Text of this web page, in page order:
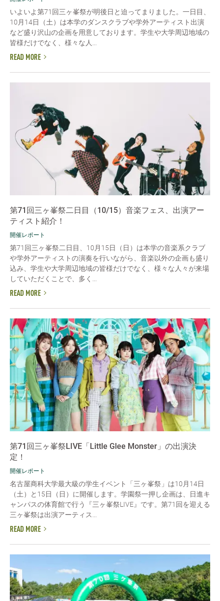
いよいよ第71回三ヶ峯祭が明後日と迫ってまりました。一日目、
10月14日（土）は本学のダンスクラブや学外アーティスト出演
など盛り沢山の企画を用意しております。学生や大学周辺地域の
皆様だけでなく、様々な人...
READ MORE
第71回三ヶ峯祭二日目（10/15）音楽フェス、出演アー
ティスト紹介！
開催レポート
第71回三ヶ峯祭二日目、10月15日（日）は本学の音楽系クラブ
や学外アーティストの演奏を行いながら、音楽以外の企画も盛り
込み、学生や大学周辺地域の皆様だけでなく、様々な人々が来場
していただくことで、多く...
READ MORE
第71回三ヶ峯祭LIVE「Little Glee Monster」の出演決
定！
開催レポート
名古屋商科大学最大級の学生イベント「三ヶ峯祭」は10月14日
（土）と15日（日）に開催します。学園祭一押し企画は、日進キ
ャンパスの体育館で行う『三ヶ峯祭LIVE』です。第71回を迎える
三ヶ峯祭は出演アーティス...
READ MORE